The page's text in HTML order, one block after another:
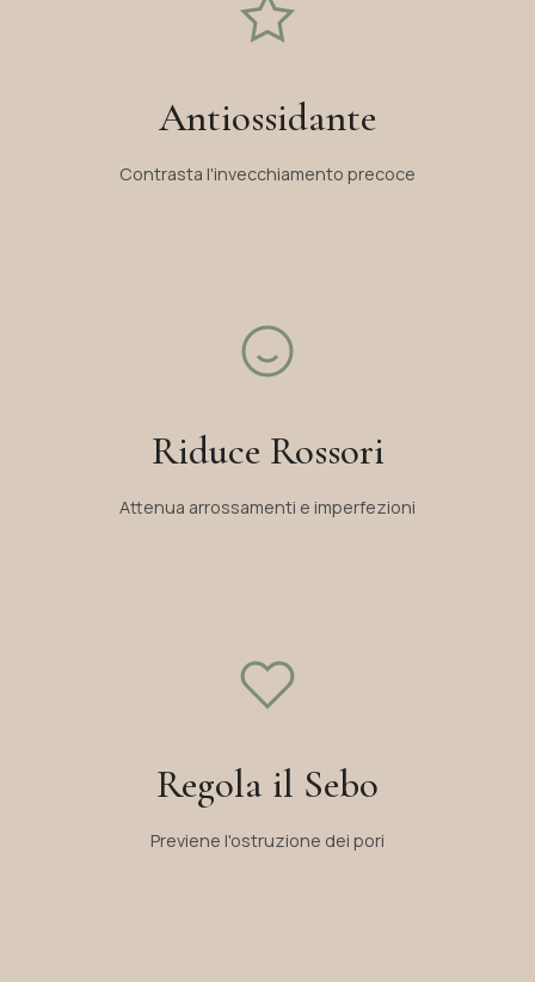
Antiossidante
Contrasta l'invecchiamento precoce
Riduce Rossori
Attenua arrossamenti e imperfezioni
Regola il Sebo
Previene l'ostruzione dei pori